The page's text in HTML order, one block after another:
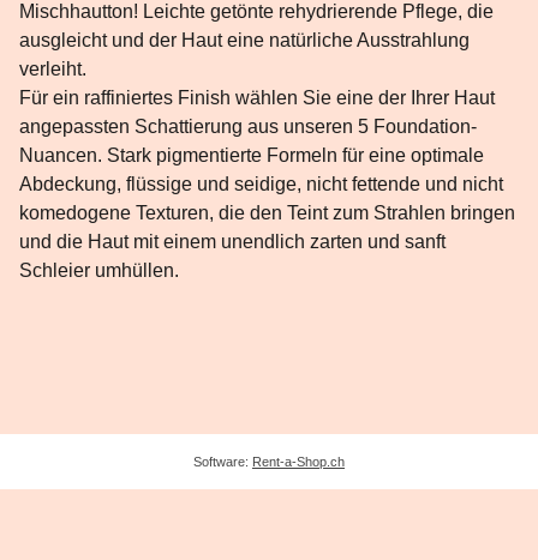
Mischhautton! Leichte getönte rehydrierende Pflege, die
ausgleicht und der Haut eine natürliche Ausstrahlung
verleiht.
Für ein raffiniertes Finish wählen Sie eine der Ihrer Haut
angepassten Schattierung aus unseren 5 Foundation-
Nuancen. Stark pigmentierte Formeln für eine optimale
Abdeckung, flüssige und seidige, nicht fettende und nicht
komedogene Texturen, die den Teint zum Strahlen bringen
und die Haut mit einem unendlich zarten und sanft
Schleier umhüllen.
Software: Rent-a-Shop.ch